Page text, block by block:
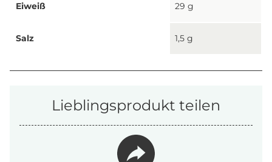
Eiweiß 29 g
Salz 1,5 g
Lieblingsprodukt teilen